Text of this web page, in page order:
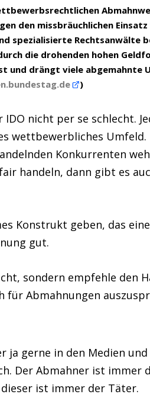
den missbräuchlichen Einsatz
spezialisierte Rechtsanwälte
die drohenden hohen
und drängt viele abgemahnte
)
nicht per se schlecht.
wettbewerbliches
Konkurrenten
handeln, dann gibt es
Konstrukt geben, das
gut.
sondern empfehle den
für Abmahnungen
ja gerne in den Medien
Der Abmahner ist immer
ist immer der Täter.